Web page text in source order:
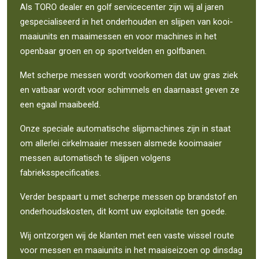
Als TORO dealer en golf servicecenter zijn wij al jaren
gespecialiseerd in het onderhouden en slijpen van kooi-
maaiunits en maaimessen en voor machines in het
openbaar groen en op sportvelden en golfbanen.
Met scherpe messen wordt voorkomen dat uw gras ziek
en vatbaar wordt voor schimmels en daarnaast geven ze
een egaal maaibeeld.
Onze speciale automatische slijpmachines zijn in staat
om allerlei cirkelmaaier messen alsmede kooimaaier
messen automatisch te slijpen volgens
fabrieksspecificaties.
Verder bespaart u met scherpe messen op brandstof en
onderhoudskosten, dit komt uw exploitatie ten goede.
Wij ontzorgen wij de klanten met een vaste wissel route
voor messen en maaiunits in het maaiseizoen op dinsdag